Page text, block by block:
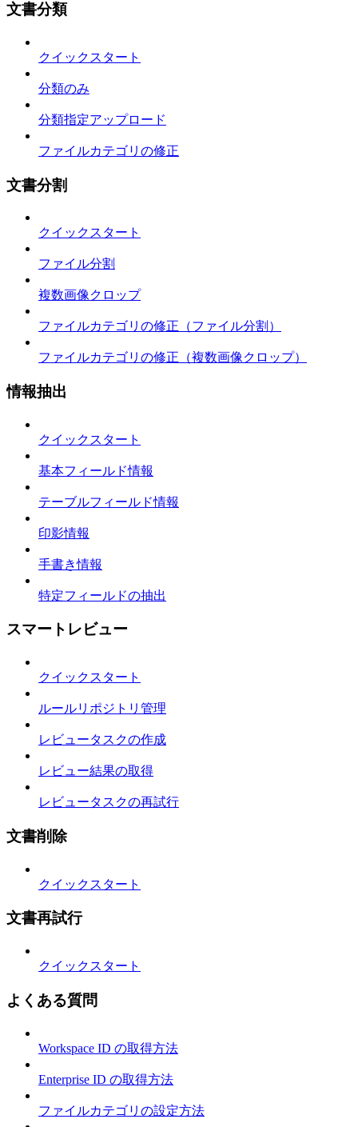
文書分類
クイックスタート
分類のみ
分類指定アップロード
ファイルカテゴリの修正
文書分割
クイックスタート
ファイル分割
複数画像クロップ
ファイルカテゴリの修正（ファイル分割）
ファイルカテゴリの修正（複数画像クロップ）
情報抽出
クイックスタート
基本フィールド情報
テーブルフィールド情報
印影情報
手書き情報
特定フィールドの抽出
スマートレビュー
クイックスタート
ルールリポジトリ管理
レビュータスクの作成
レビュー結果の取得
レビュータスクの再試行
文書削除
クイックスタート
文書再試行
クイックスタート
よくある質問
Workspace ID の取得方法
Enterprise ID の取得方法
ファイルカテゴリの設定方法